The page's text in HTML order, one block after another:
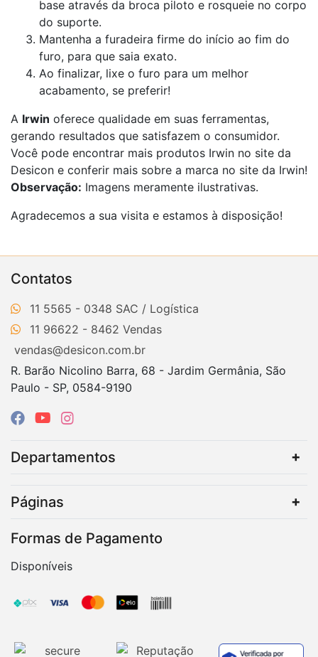
base através da broca piloto e rosqueie no corpo
do suporte.
Mantenha a furadeira firme do início ao fim do
furo, para que saia exato.
Ao finalizar, lixe o furo para um melhor
acabamento, se preferir!
A Irwin oferece qualidade em suas ferramentas,
gerando resultados que satisfazem o consumidor.
Você pode encontrar mais produtos Irwin no site da
Desicon e conferir mais sobre a marca no site da Irwin!
Observação: Imagens meramente ilustrativas.
Agradecemos a sua visita e estamos à disposição!
Contatos
11 5565 - 0348
11 96622 - 8462
vendas@desicon.com.br
R. Barão Nicolino Barra, 68 - Jardim Germânia, São
Paulo - SP, 0584-9190
Departamentos
Páginas
Formas de Pagamento
Disponíveis